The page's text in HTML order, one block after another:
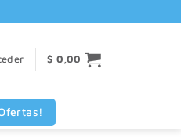
INTERES VISA - MASTERCARD
$ 0,00